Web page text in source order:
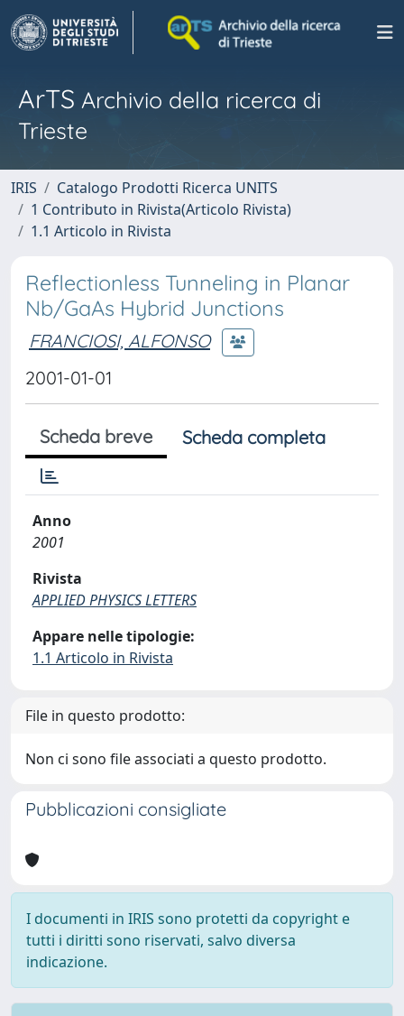
ArTS Archivio della ricerca di
Trieste
IRIS
Catalogo Prodotti Ricerca UNITS
1 Contributo in Rivista(Articolo Rivista)
1.1 Articolo in Rivista
Reflectionless Tunneling in Planar
Nb/GaAs Hybrid Junctions
FRANCIOSI, ALFONSO
2001-01-01
Scheda breve Scheda completa
Anno
2001
Rivista
APPLIED PHYSICS LETTERS
Appare nelle tipologie:
1.1 Articolo in Rivista
File in questo prodotto:
Non ci sono file associati a questo prodotto.
Pubblicazioni consigliate
I documenti in IRIS sono protetti da copyright e
tutti i diritti sono riservati, salvo diversa
indicazione.